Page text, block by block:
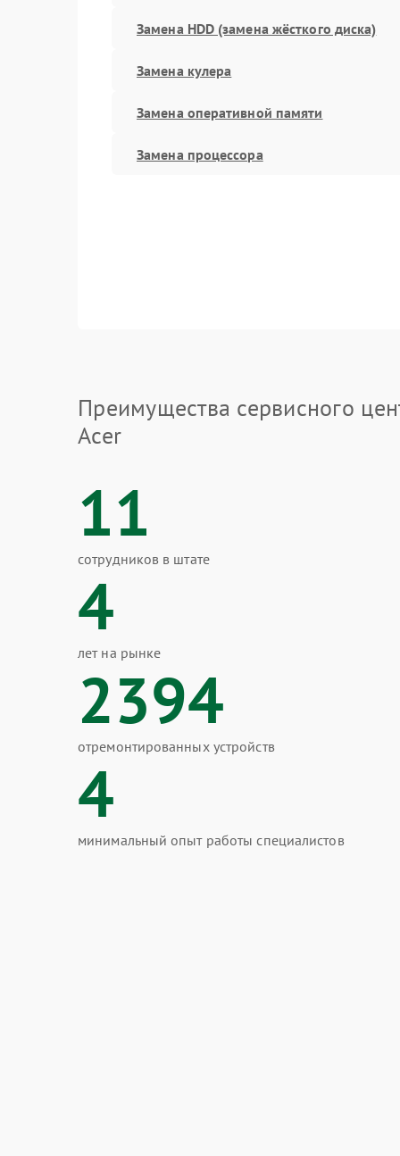
Замена HDD (замена жёсткого диска)
Замена кулера
Замена оперативной памяти
Замена процессора
Преимущества сервисного
Acer
11
сотрудников в штате
4
лет на рынке
2394
отремонтированных устройств
4
минимальный опыт работы специалистов